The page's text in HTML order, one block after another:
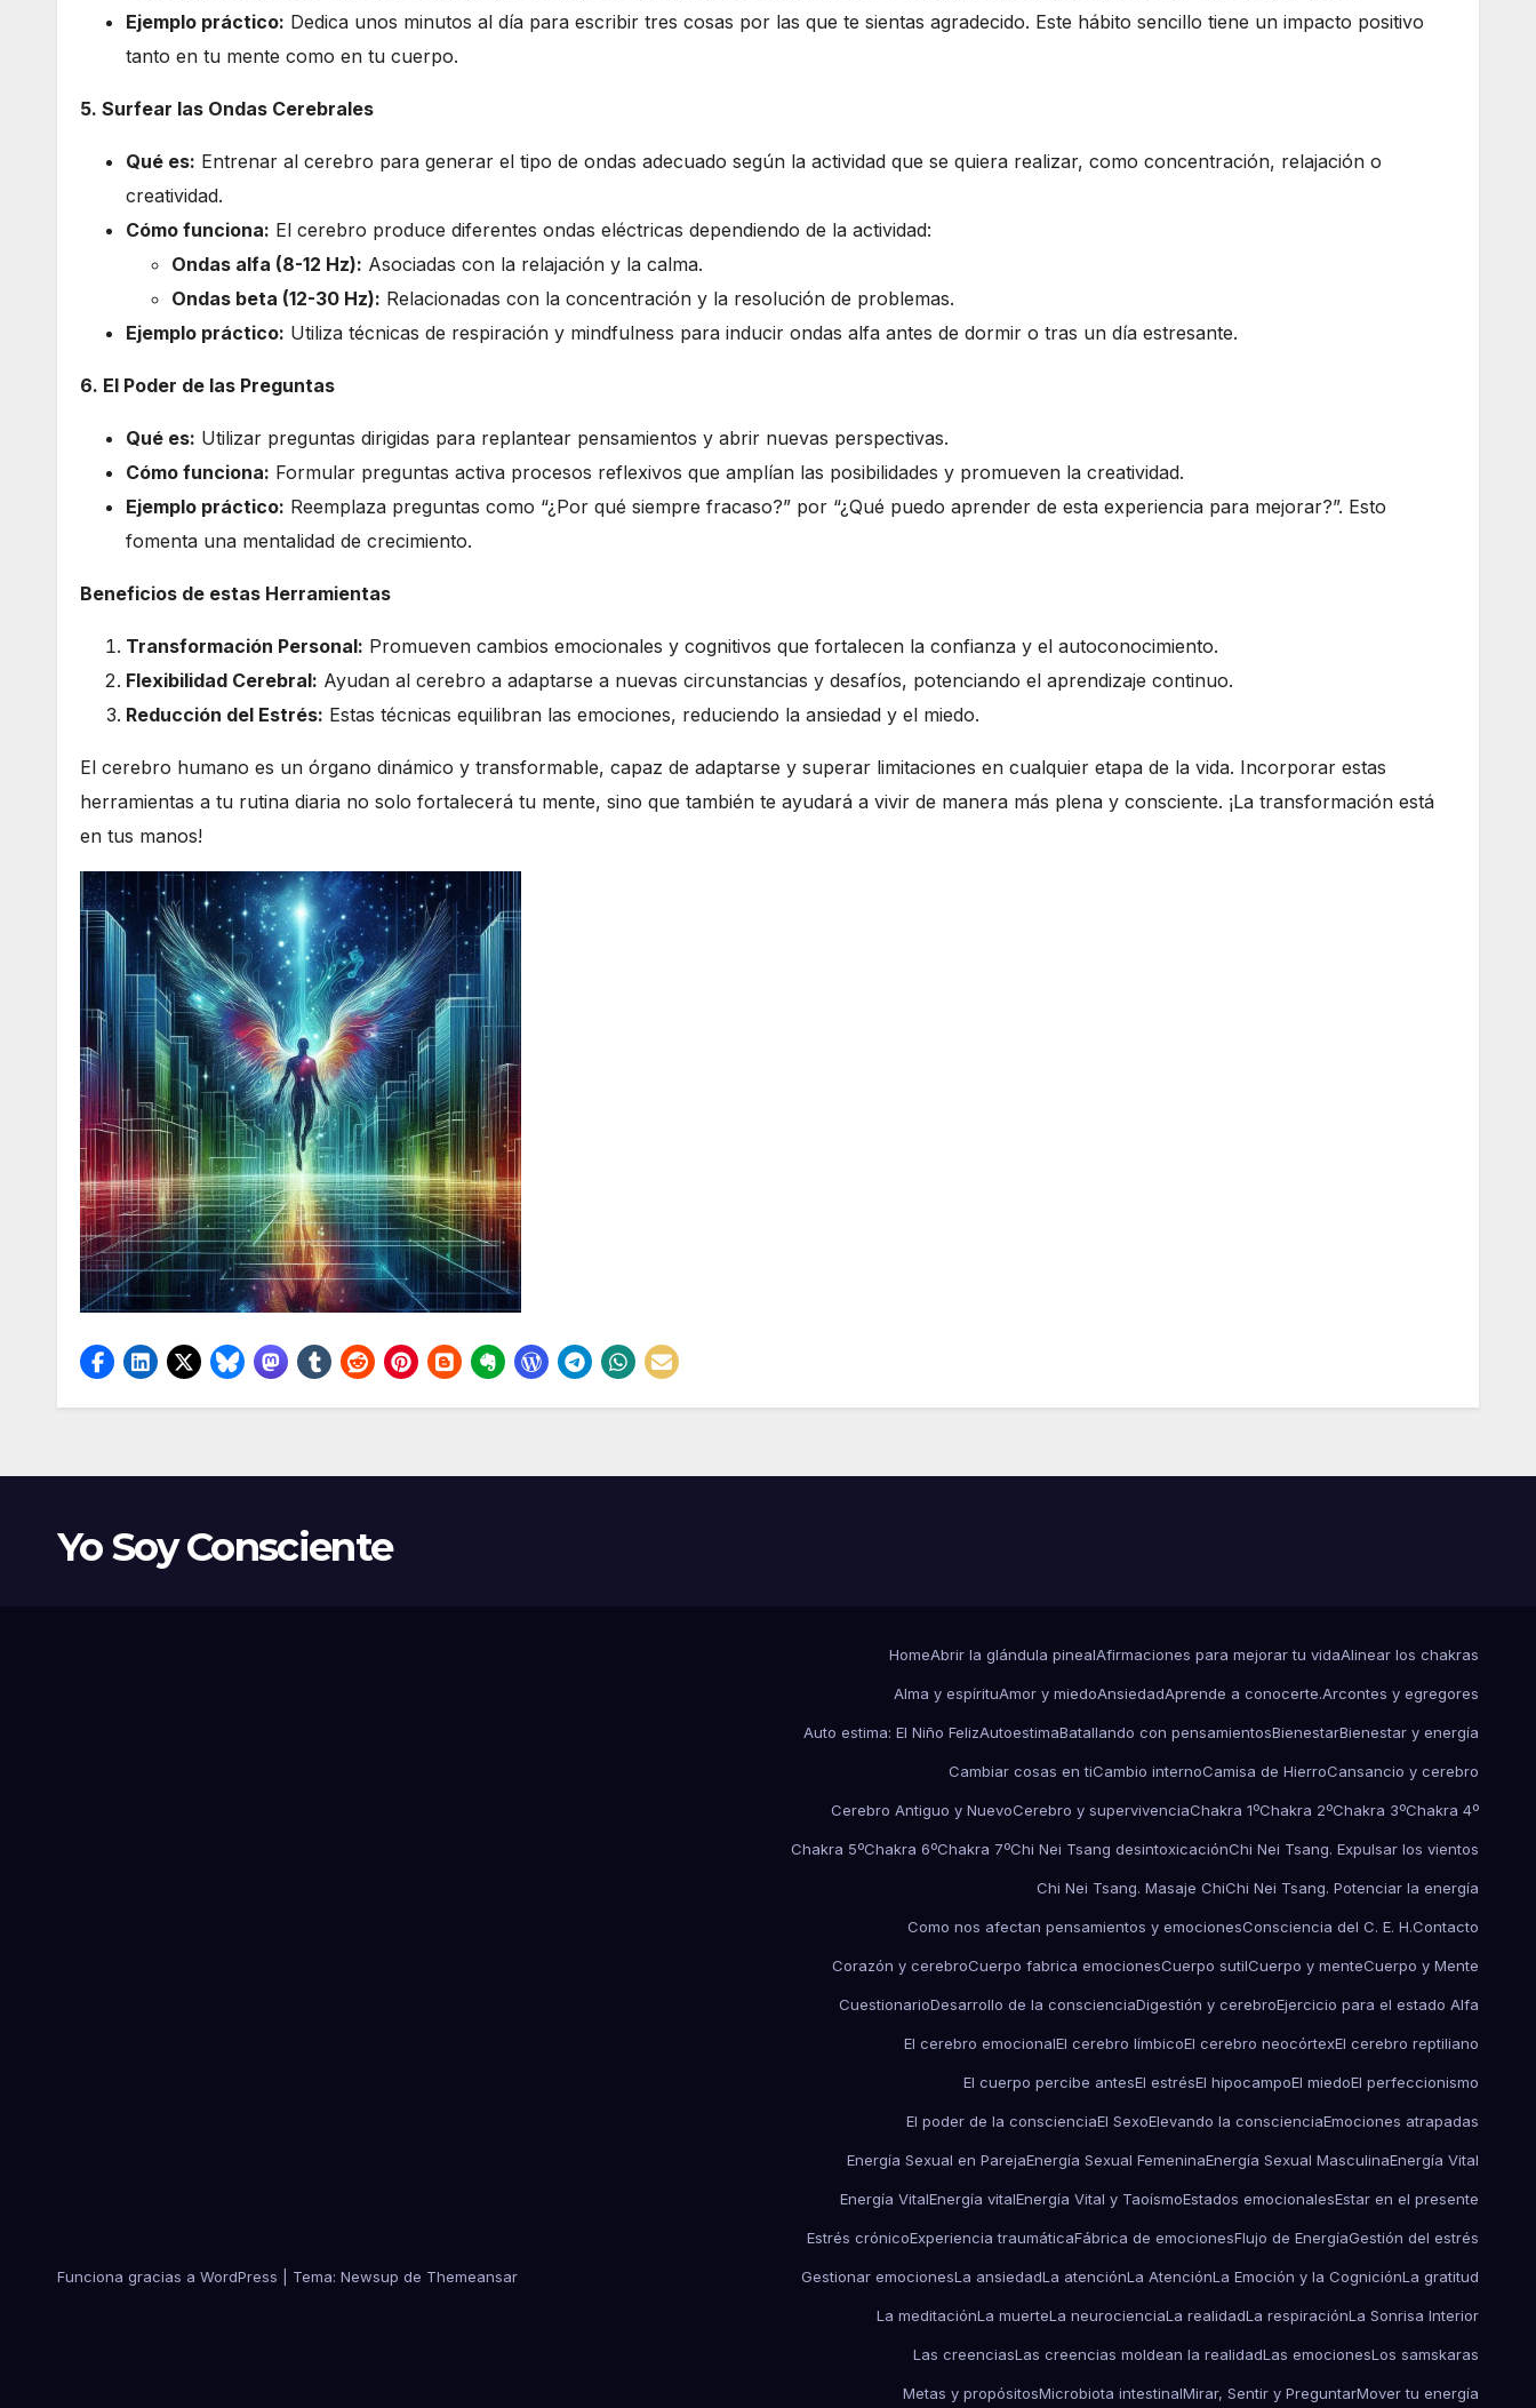
Ejemplo práctico: Dedica unos minutos al día para escribir tres cosas por las que te sientas agradecido. Este hábito sencillo tiene un impacto positivo
tanto en tu mente como en tu cuerpo.
5. Surfear las Ondas Cerebrales
Qué es: Entrenar al cerebro para generar el tipo de ondas adecuado según la actividad que se quiera realizar, como concentración, relajación o
creatividad.
Cómo funciona: El cerebro produce diferentes ondas eléctricas dependiendo de la actividad:
Ondas alfa (8-12 Hz): Asociadas con la relajación y la calma.
Ondas beta (12-30 Hz): Relacionadas con la concentración y la resolución de problemas.
Ejemplo práctico: Utiliza técnicas de respiración y mindfulness para inducir ondas alfa antes de dormir o tras un día estresante.
6. El Poder de las Preguntas
Qué es: Utilizar preguntas dirigidas para replantear pensamientos y abrir nuevas perspectivas.
Cómo funciona: Formular preguntas activa procesos reflexivos que amplían las posibilidades y promueven la creatividad.
Ejemplo práctico: Reemplaza preguntas como “¿Por qué siempre fracaso?” por “¿Qué puedo aprender de esta experiencia para mejorar?”. Esto
fomenta una mentalidad de crecimiento.
Beneficios de estas Herramientas
Transformación Personal: Promueven cambios emocionales y cognitivos que fortalecen la confianza y el autoconocimiento.
Flexibilidad Cerebral: Ayudan al cerebro a adaptarse a nuevas circunstancias y desafíos, potenciando el aprendizaje continuo.
Reducción del Estrés: Estas técnicas equilibran las emociones, reduciendo la ansiedad y el miedo.
El cerebro humano es un órgano dinámico y transformable, capaz de adaptarse y superar limitaciones en cualquier etapa de la vida. Incorporar estas
herramientas a tu rutina diaria no solo fortalecerá tu mente, sino que también te ayudará a vivir de manera más plena y consciente. ¡La transformación está
en tus manos!
Yo Soy Consciente
Funciona gracias a WordPress Tema: Newsup de Themeansar
HomeAbrir la glándula pinealAfirmaciones para mejorar tu vidaAlinear los chakras
Alma y espírituAmor y miedoAnsiedadAprende a conocerte.Arcontes y egregores
Auto estima: El Niño FelizAutoestimaBatallando con pensamientosBienestarBienestar y energía
Cambiar cosas en tiCambio internoCamisa de HierroCansancio y cerebro
Cerebro Antiguo y NuevoCerebro y supervivenciaChakra 1ºChakra 2ºChakra 3ºChakra 4º
Chakra 5ºChakra 6ºChakra 7ºChi Nei Tsang desintoxicaciónChi Nei Tsang. Expulsar los vientos
Chi Nei Tsang. Masaje ChiChi Nei Tsang. Potenciar la energía
Como nos afectan pensamientos y emocionesConsciencia del C. E. H.Contacto
Corazón y cerebroCuerpo fabrica emocionesCuerpo sutilCuerpo y menteCuerpo y Mente
CuestionarioDesarrollo de la conscienciaDigestión y cerebroEjercicio para el estado Alfa
El cerebro emocionalEl cerebro límbicoEl cerebro neocórtexEl cerebro reptiliano
El cuerpo percibe antesEl estrésEl hipocampoEl miedoEl perfeccionismo
El poder de la conscienciaEl SexoElevando la conscienciaEmociones atrapadas
Energía Sexual en ParejaEnergía Sexual FemeninaEnergía Sexual MasculinaEnergía Vital
Energía VitalEnergía vitalEnergía Vital y TaoísmoEstados emocionalesEstar en el presente
Estrés crónicoExperiencia traumáticaFábrica de emocionesFlujo de EnergíaGestión del estrés
Gestionar emocionesLa ansiedadLa atenciónLa AtenciónLa Emoción y la CogniciónLa gratitud
La meditaciónLa muerteLa neurocienciaLa realidadLa respiraciónLa Sonrisa Interior
Las creenciasLas creencias moldean la realidadLas emocionesLos samskaras
Metas y propósitosMicrobiota intestinalMirar, Sentir y PreguntarMover tu energía